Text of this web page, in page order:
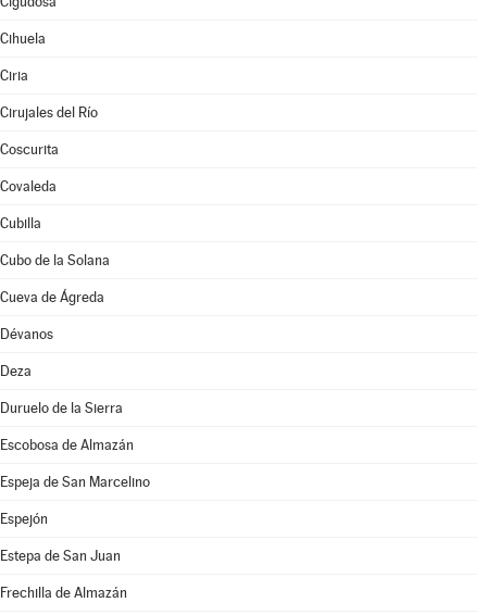
Cihuela
Ciria
Cirujales del Río
Coscurita
Covaleda
Cubilla
Cubo de la Solana
Cueva de Ágreda
Dévanos
Deza
Duruelo de la Sierra
Escobosa de Almazán
Espeja de San Marcelino
Espejón
Estepa de San Juan
Frechilla de Almazán